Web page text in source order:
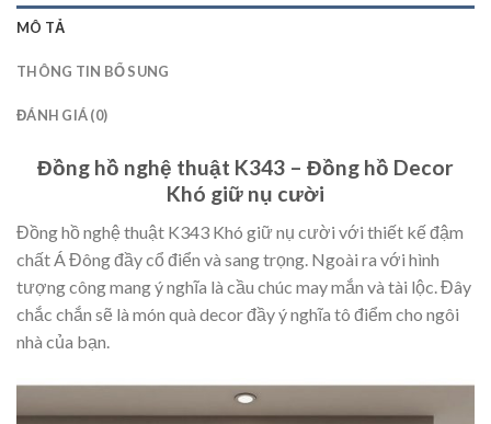
MÔ TẢ
THÔNG TIN BỔ SUNG
ĐÁNH GIÁ (0)
Đồng hồ nghệ thuật K343 – Đồng hồ Decor
Khó giữ nụ cười
Đồng hồ nghệ thuật K343 Khó giữ nụ cười với thiết kế đậm
chất Á Đông đầy cổ điển và sang trọng. Ngoài ra với hình
tượng công mang ý nghĩa là cầu chúc may mắn và tài lộc. Đây
chắc chắn sẽ là món quà decor đầy ý nghĩa tô điểm cho ngôi
nhà của bạn.